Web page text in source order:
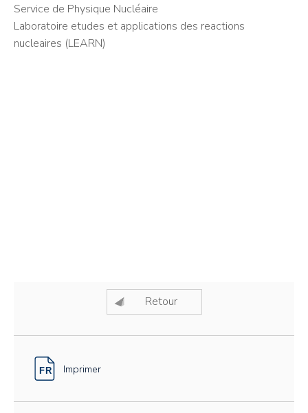
Service de Physique Nucléaire
Laboratoire etudes et applications des reactions
nucleaires (LEARN)
Retour
Imprimer